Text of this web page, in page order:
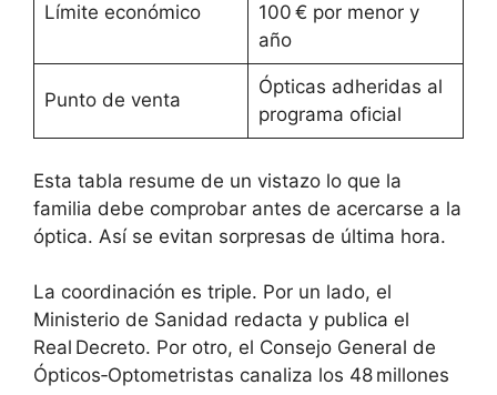
Límite económico
100 € por menor y
año
Punto de venta
Ópticas adheridas al
programa oficial
Esta tabla resume de un vistazo lo que la
familia debe comprobar antes de acercarse a la
óptica. Así se evitan sorpresas de última hora.
La coordinación es triple. Por un lado, el
Ministerio de Sanidad redacta y publica el
Real Decreto. Por otro, el Consejo General de
Ópticos‑Optometristas canaliza los 48 millones